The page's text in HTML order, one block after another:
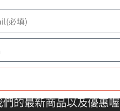
We ship
的最新商品以及優惠